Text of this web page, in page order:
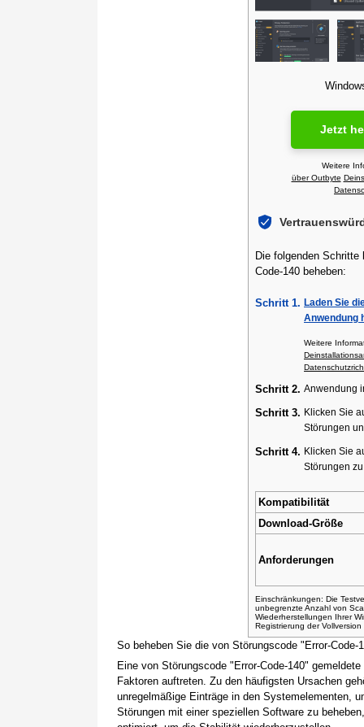
So beheben Sie die von Störungscode "Error-Code-
Eine von Störungscode "Error-Code-140"
Faktoren auftreten. Zu den häufigsten Ursachen
unregelmäßige Einträge in den Systemelementen,
Störungen mit einer speziellen Software zu
Jetzt
Weitere
über Outbyte
Die folgenden Schritte
Code-140 beheben:
Schritt 1. Laden Sie
Anwendung
Weitere
Schritt 2. Anwendung
Schritt 3. Klicken Sie
Störungen
Schritt 4. Klicken Sie
Störungen
Kompatibilität
Download-Größe
Anforderungen
Einschränkungen: Die
unbegrenzte Anzahl von
Wiederherstellungen Ihrer
Registrierung der